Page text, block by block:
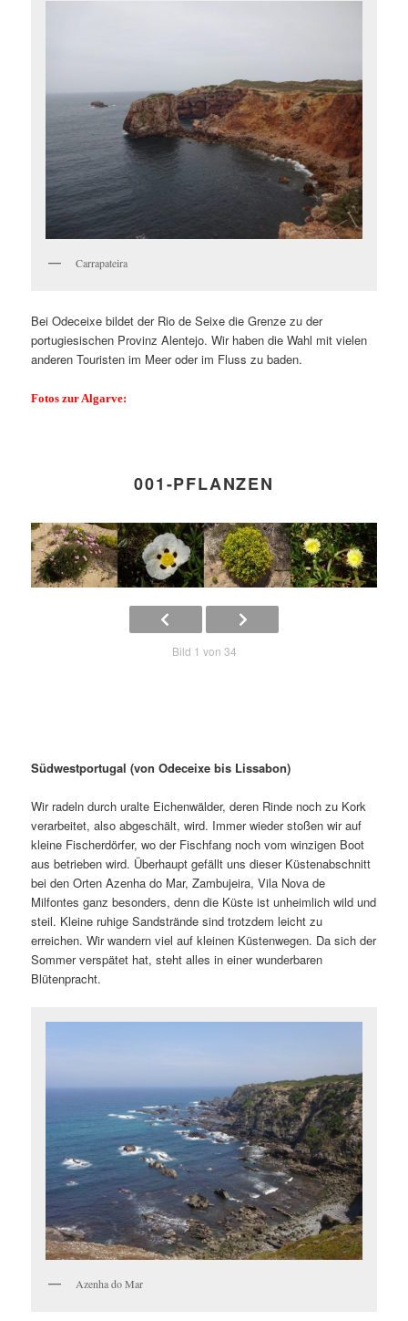
Carrapateira
Bei Odeceixe bildet der Rio de Seixe die Grenze zu der
portugiesischen Provinz Alentejo. Wir haben die Wahl mit vielen
anderen Touristen im Meer oder im Fluss zu baden.
Fotos zur Algarve:
001-PFLANZEN
Bild 1 von 34
Südwestportugal (von Odeceixe bis Lissabon)
Wir radeln durch uralte Eichenwälder, deren Rinde noch zu Kork
verarbeitet, also abgeschält, wird. Immer wieder stoßen wir auf
kleine Fischerdörfer, wo der Fischfang noch vom winzigen Boot
aus betrieben wird. Überhaupt gefällt uns dieser Küstenabschnitt
bei den Orten Azenha do Mar, Zambujeira, Vila Nova de
Milfontes ganz besonders, denn die Küste ist unheimlich wild und
steil. Kleine ruhige Sandstrände sind trotzdem leicht zu
erreichen. Wir wandern viel auf kleinen Küstenwegen. Da sich der
Sommer verspätet hat, steht alles in einer wunderbaren
Blütenpracht.
Azenha do Mar